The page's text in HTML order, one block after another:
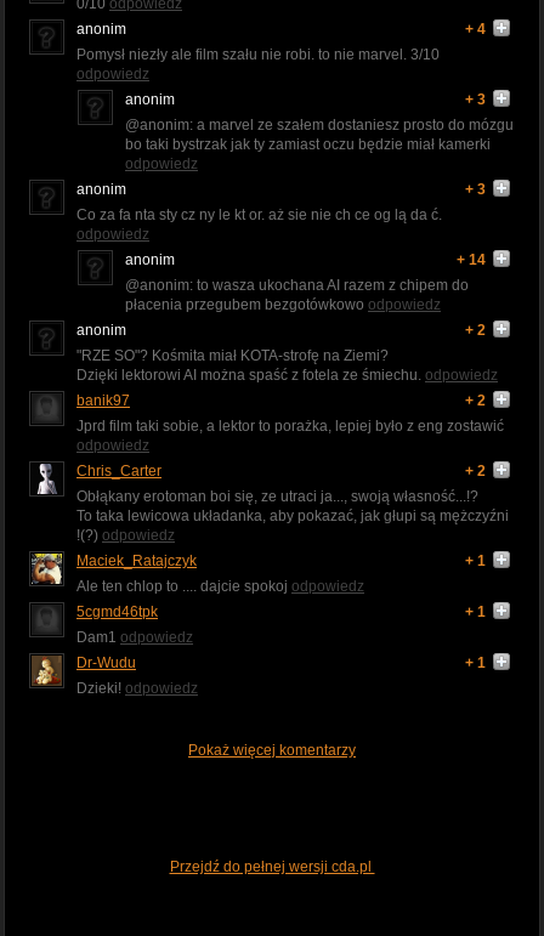
0/10 odpowiedz
anonim
+ 4
Pomysł niezły ale film szału nie robi. to nie marvel. 3/10
odpowiedz
anonim
+ 3
@anonim: a marvel ze szałem dostaniesz prosto do mózgu
bo taki bystrzak jak ty zamiast oczu będzie miał kamerki
odpowiedz
anonim
+ 3
Co za fa nta sty cz ny le kt or. aż sie nie ch ce og lą da ć.
odpowiedz
anonim
+ 14
@anonim: to wasza ukochana AI razem z chipem do
płacenia przegubem bezgotówkowo odpowiedz
anonim
+ 2
"RZE SO"? Kośmita miał KOTA-strofę na Ziemi?
Dzięki lektorowi AI można spaść z fotela ze śmiechu. odpowiedz
banik97
+ 2
Jprd film taki sobie, a lektor to porażka, lepiej było z eng zostawić
odpowiedz
Chris_Carter
+ 2
Obłąkany erotoman boi się, ze utraci ja..., swoją własność...!?
To taka lewicowa układanka, aby pokazać, jak głupi są mężczyźni
!(?) odpowiedz
Maciek_Ratajczyk
+ 1
Ale ten chlop to .... dajcie spokoj odpowiedz
5cgmd46tpk
+ 1
Dam1 odpowiedz
Dr-Wudu
+ 1
Dzieki! odpowiedz
Pokaż więcej komentarzy
Przejdź do pełnej wersji cda.pl